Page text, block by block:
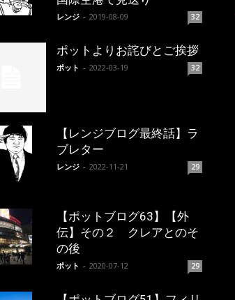
レンジ - 2019-08-09 32
ポットよりお詫びとご挨拶
ポット - 2022-03-19 32
【レンジブログ最終話】ラ
ブレター
レンジ - 2022-11-21 29
【ポットブログ63】【外
伝】その２ クレアとのそ
の後
ポット - 2020-07-12 29